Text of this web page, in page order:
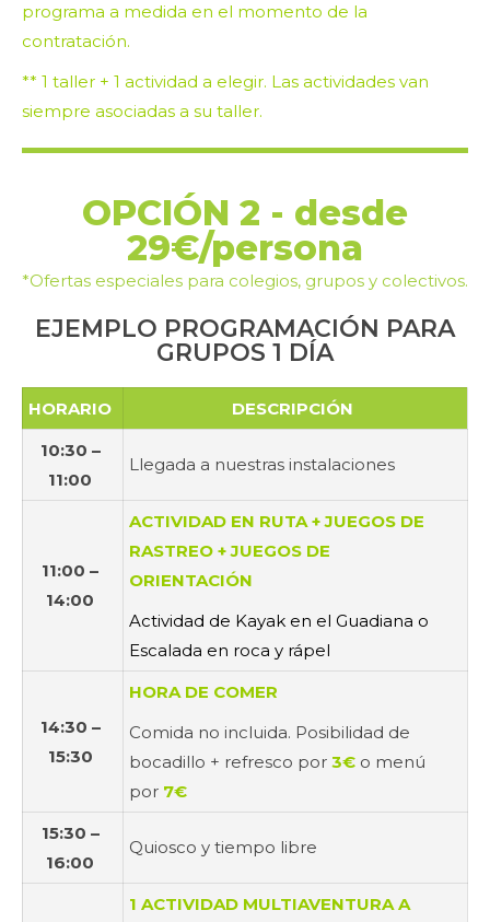
programa a medida en el momento de la
contratación.
** 1 taller + 1 actividad a elegir. Las actividades van
siempre asociadas a su taller.
OPCIÓN 2 - desde
29€/persona
*Ofertas especiales para colegios, grupos y colectivos.
EJEMPLO PROGRAMACIÓN PARA
GRUPOS 1 DÍA
HORARIO
DESCRIPCIÓN
10:30 –
11:00
Llegada a nuestras instalaciones
11:00 –
14:00
ACTIVIDAD EN RUTA + JUEGOS DE
RASTREO + JUEGOS DE
ORIENTACIÓN
Actividad de Kayak en el Guadiana o
Escalada en roca y rápel
14:30 –
15:30
HORA DE COMER
Comida no incluida. Posibilidad de
bocadillo + refresco por 3€ o menú
por 7€
15:30 –
16:00
Quiosco y tiempo libre
1 ACTIVIDAD MULTIAVENTURA A